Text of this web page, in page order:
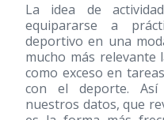
La idea de
equipararse a
deportivo en una
mucho más relevante
como exceso en
con el deporte.
nuestros datos, que